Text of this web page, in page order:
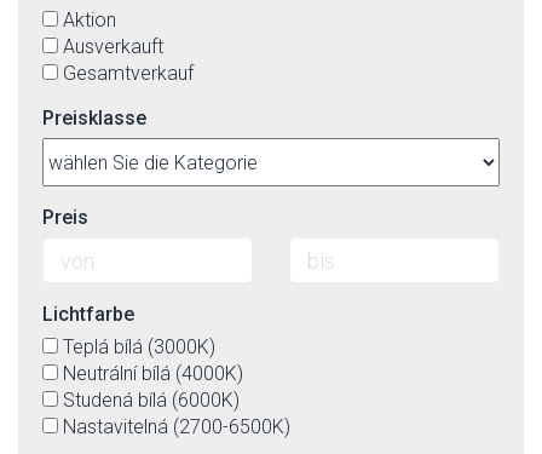
Aktion
Ausverkauft
Gesamtverkauf
Preisklasse
Preis
Lichtfarbe
Teplá bílá (3000K)
Neutrální bílá (4000K)
Studená bílá (6000K)
Nastavitelná (2700-6500K)